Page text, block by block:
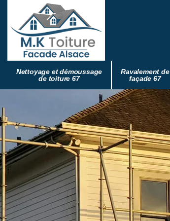
Nettoyage et démoussage
de toiture 67
Ravalement de
façade 67